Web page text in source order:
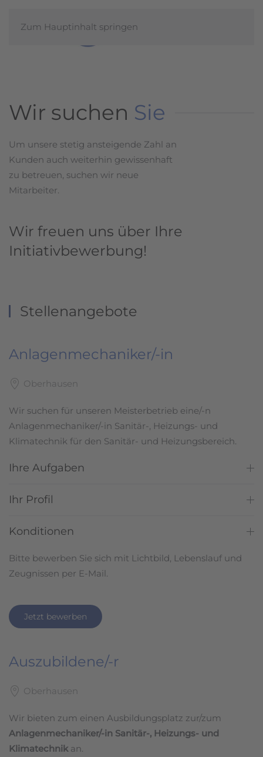
Zum Hauptinhalt springen
Wir suchen Sie
Um unsere stetig ansteigende Zahl an
Kunden auch weiterhin gewissenhaft
zu betreuen, suchen wir neue
Mitarbeiter.
Wir freuen uns über Ihre
Initiativbewerbung!
Stellenangebote
Anlagenmechaniker/-in
Oberhausen
Wir suchen für unseren Meisterbetrieb eine/-n
Anlagenmechaniker/-in Sanitär-, Heizungs- und
Klimatechnik für den Sanitär- und Heizungsbereich.
Ihre Aufgaben
Ihr Profil
Konditionen
Bitte bewerben Sie sich mit Lichtbild, Lebenslauf und
Zeugnissen per E-Mail.
Jetzt bewerben
Auszubildene/-r
Oberhausen
Wir bieten zum einen Ausbildungsplatz zur/zum
Anlagenmechaniker/-in Sanitär-, Heizungs- und
Klimatechnikan.